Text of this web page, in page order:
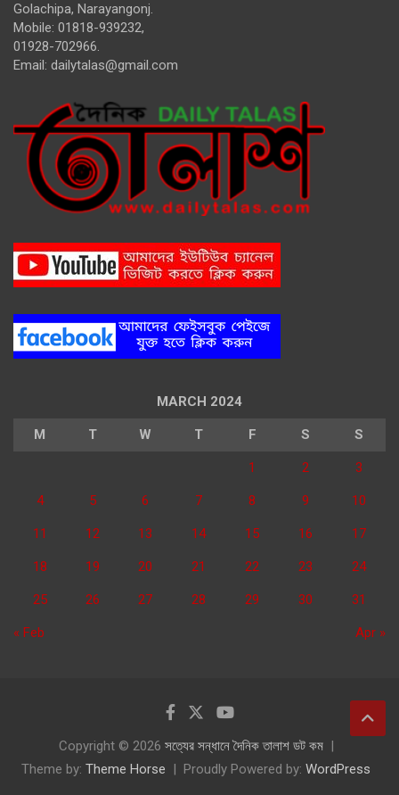
Golachipa, Narayangonj.
Mobile: 01818-939232,
01928-702966.
Email: dailytalas@gmail.com
MARCH 2024
M T W T F S S
1 2 3
4 5 6 7 8 9 10
11 12 13 14 15 16 17
18 19 20 21 22 23 24
25 26 27 28 29 30 31
« Feb Apr »
Copyright © 2026 সত্যের সন্ধানে দৈনিক তালাশ ডট কম
Theme by: Theme Horse Proudly Powered by: WordPress